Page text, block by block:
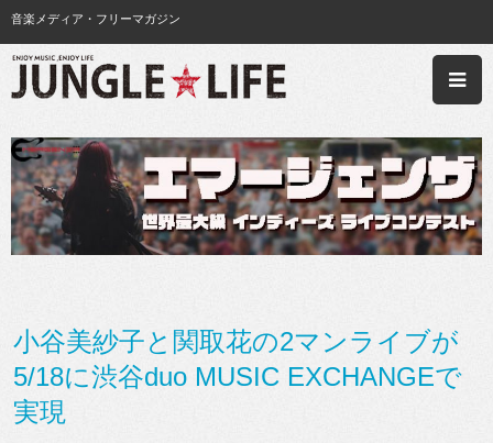
音楽メディア・フリーマガジン
小谷美紗子と関取花の2マンライブが
5/18に渋谷duo MUSIC EXCHANGEで
実現